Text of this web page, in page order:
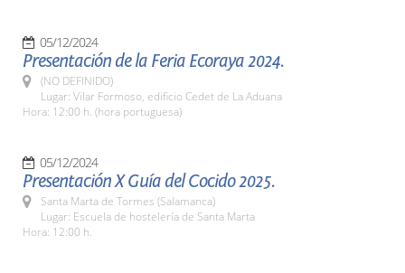
05/12/2024
Presentación de la Feria Ecoraya 2024.
(NO DEFINIDO)
Lugar: Vilar Formoso, edificio Cedet de La Aduana
Hora: 12:00 h. (hora portuguesa)
05/12/2024
Presentación X Guía del Cocido 2025.
Santa Marta de Tormes (Salamanca)
Lugar: Escuela de hostelería de Santa Marta
Hora: 12:00 h.